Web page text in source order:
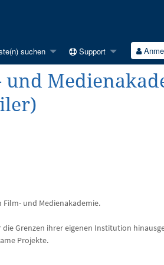
suchen Support
und
Film- und Medienakademie.
Grenzen ihrer eigenen Institution
Projekte.